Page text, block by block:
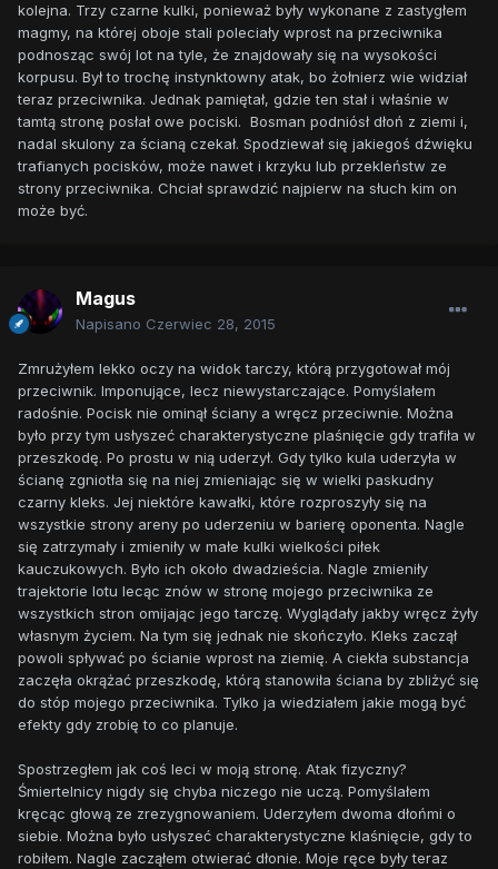
kolejna. Trzy czarne kulki, ponieważ były wykonane z zastygłem
magmy, na której oboje stali poleciały wprost na przeciwnika
podnosząc swój lot na tyle, że znajdowały się na wysokości
korpusu. Był to trochę instynktowny atak, bo żołnierz wie widział
teraz przeciwnika. Jednak pamiętał, gdzie ten stał i właśnie w
tamtą stronę posłał owe pociski. Bosman podniósł dłoń z ziemi i,
nadal skulony za ścianą czekał. Spodziewał się jakiegoś dźwięku
trafianych pocisków, może nawet i krzyku lub przekleństw ze
strony przeciwnika. Chciał sprawdzić najpierw na słuch kim on
może być.
Magus
Napisano Czerwiec 28, 2015
Zmrużyłem lekko oczy na widok tarczy, którą przygotował mój
przeciwnik. Imponujące, lecz niewystarczające. Pomyślałem
radośnie. Pocisk nie ominął ściany a wręcz przeciwnie. Można
było przy tym usłyszeć charakterystyczne plaśnięcie gdy trafiła w
przeszkodę. Po prostu w nią uderzył. Gdy tylko kula uderzyła w
ścianę zgniotła się na niej zmieniając się w wielki paskudny
czarny kleks. Jej niektóre kawałki, które rozproszyły się na
wszystkie strony areny po uderzeniu w barierę oponenta. Nagle
się zatrzymały i zmieniły w małe kulki wielkości piłek
kauczukowych. Było ich około dwadzieścia. Nagle zmieniły
trajektorie lotu lecąc znów w stronę mojego przeciwnika ze
wszystkich stron omijając jego tarczę. Wyglądały jakby wręcz żyły
własnym życiem. Na tym się jednak nie skończyło. Kleks zaczął
powoli spływać po ścianie wprost na ziemię. A ciekła substancja
zaczęła okrążać przeszkodę, którą stanowiła ściana by zbliżyć się
do stóp mojego przeciwnika. Tylko ja wiedziałem jakie mogą być
efekty gdy zrobię to co planuje.
Spostrzegłem jak coś leci w moją stronę. Atak fizyczny?
Śmiertelnicy nigdy się chyba niczego nie uczą. Pomyślałem
kręcąc głową ze zrezygnowaniem. Uderzyłem dwoma dłońmi o
siebie. Można było usłyszeć charakterystyczne klaśnięcie, gdy to
robiłem. Nagle zacząłem otwierać dłonie. Moje ręce były teraz